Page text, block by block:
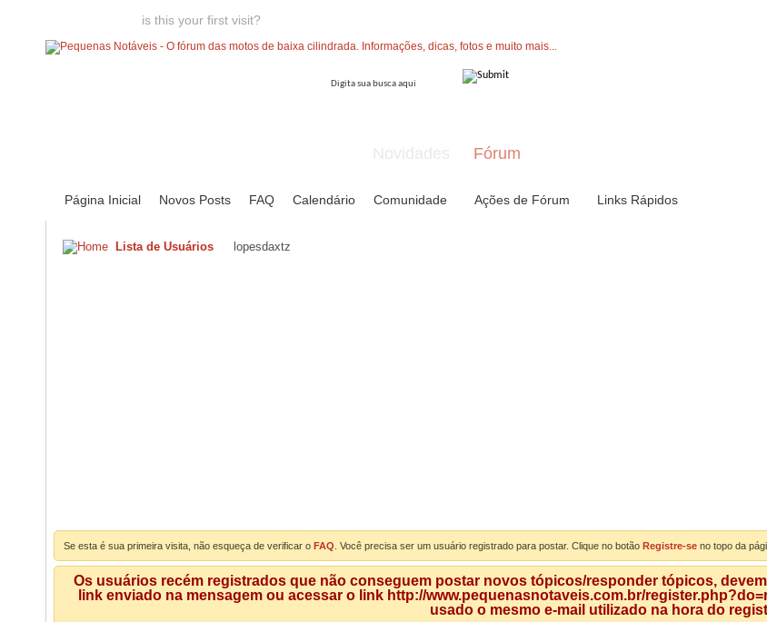
is this your first visit?
Fórum
Página Inicial Novos Posts FAQ Calendário Comunidade Ações de Fórum Links Rápidos
Lista de Usuários lopesdaxtz
Se esta é sua primeira visita, não esqueça de verificar o FAQ . Você precisa ser um usuário registrado para postar. Clique no botão Registre-se no topo da
Os usuários recém registrados que não conseguem postar novos tópicos/responder tópicos,
link enviado na mensagem ou acessar o link http://www.pequenasnotaveis.com.br/
usado o mesmo e-mail utilizado na hora do